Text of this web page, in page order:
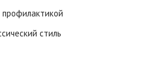
стиль